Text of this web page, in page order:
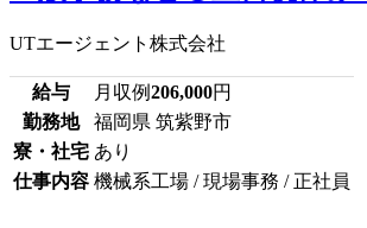
UTエージェント株式会社
給与 月収例206,000円
勤務地
福岡県 筑紫野市
寮・社宅 あり
仕事内容 機械系工場 / 現場事務 / 正社員